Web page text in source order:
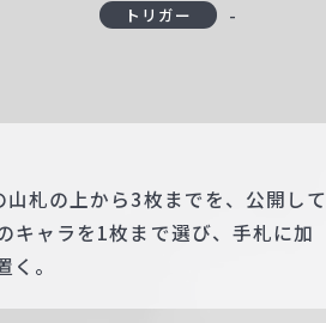
トリガー -
札の上から3枚までを、公開して
キャラを1枚まで選び、手札に加
。